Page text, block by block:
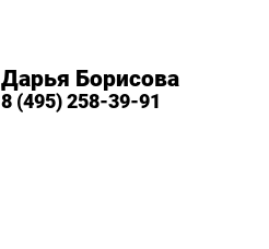
Дарья Борисова
8 (495) 258-39-91